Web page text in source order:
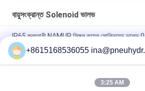
বায়ুসংক্রান্ত Solenoid ভালভ
IP65 জলরোধী NAMUR সিঙ্গল কয়েল সোলিনয়েড
PUR সিল
FV-L10 ইন-লাইন ৫-ওয়ে নিউম্যাটিক সোলিনয়েড ভালভ
DOOS লিড - টাইপ সিরিজ সলিনয়েড ভালভ কুণ্ডলী
+8615168536055
3:25 AM